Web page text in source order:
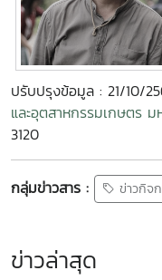
ปรับปรุงข้อมูล : 21/10/
และอุตสาหกรรมเกษตร ม
3120
กลุ่มข่าวสาร : ข่าวกิจ
ข่าวล่าสุด